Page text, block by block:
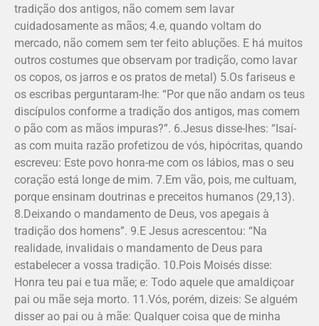
tradição dos antigos, não comem sem lavar
cuidadosamente as mãos; 4.e, quando voltam do
mercado, não comem sem ter feito abluções. E há muitos
outros costumes que observam por tradição, como lavar
os copos, os jarros e os pratos de metal) 5.Os fariseus e
os escribas perguntaram-lhe: “Por que não andam os teus
discípulos conforme a tradição dos antigos, mas comem
o pão com as mãos impuras?”. 6.Jesus disse-lhes: “Isaí­
as com muita razão profetizou de vós, hipócritas, quando
escreveu: Este povo honra-me com os lábios, mas o seu
coração está longe de mim. 7.Em vão, pois, me cultuam,
porque ensinam doutrinas e preceitos humanos (29,13).
8.Deixando o mandamento de Deus, vos apegais à
tradição dos homens”. 9.E Jesus acrescentou: “Na
realidade, invalidais o mandamento de Deus para
estabelecer a vossa tradição. 10.Pois Moisés disse:
Honra teu pai e tua mãe; e: Todo aquele que amaldiçoar
pai ou mãe seja morto. 11.Vós, porém, dizeis: Se alguém
disser ao pai ou à mãe: Qualquer coisa que de minha